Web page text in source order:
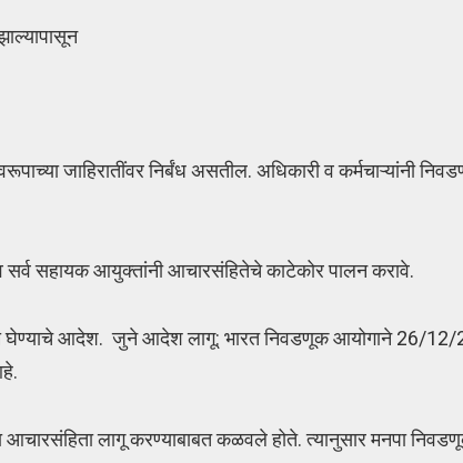
जाहिरातींवर निर्बंध असतील. अधिकारी व कर्मचाऱ्यांनी
सहायक आयुक्तांनी आचारसंहितेचे काटेकोर पालन करावे.
घेण्याचे आदेश. जुने आदेश लागू: भारत निवडणूक आयोगाने 26/12/
आचारसंहिता लागू करण्याबाबत कळवले होते. त्यानुसार मनपा